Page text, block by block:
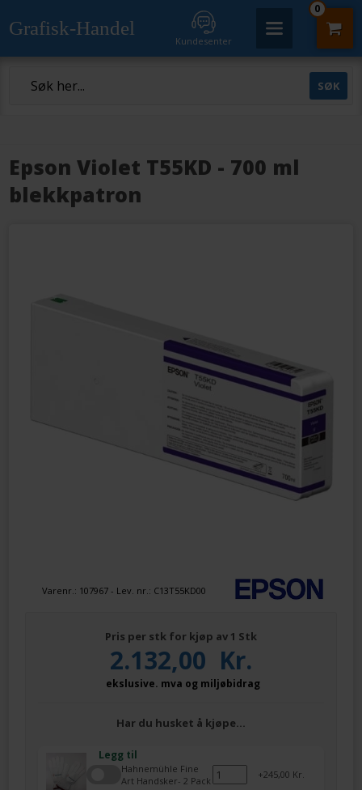
Grafisk-Handel
Kundesenter
0
Epson Violet T55KD - 700 ml
blekkpatron
Varenr.: 107967- Lev. nr.: C13T55KD00
Pris per stk for kjøp av 1 Stk
2.132,00 Kr.
ekslusive. mva og miljøbidrag
Har du husket å kjøpe…
Legg til
Hahnemühle Fine
Art Handsker- 2 Pack
245,00 Kr.